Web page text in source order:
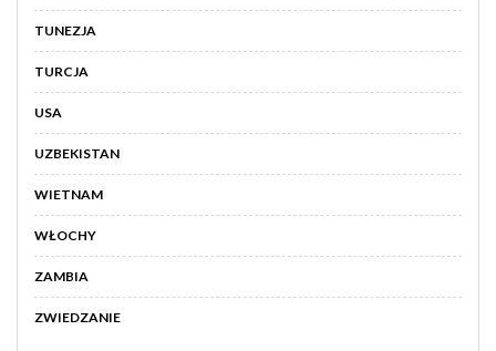
TUNEZJA
TURCJA
USA
UZBEKISTAN
WIETNAM
WŁOCHY
ZAMBIA
ZWIEDZANIE